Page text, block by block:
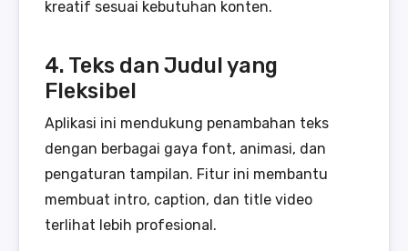
kreatif sesuai kebutuhan konten.
4. Teks dan Judul yang
Fleksibel
Aplikasi ini mendukung penambahan teks
dengan berbagai gaya font, animasi, dan
pengaturan tampilan. Fitur ini membantu
membuat intro, caption, dan title video
terlihat lebih profesional.